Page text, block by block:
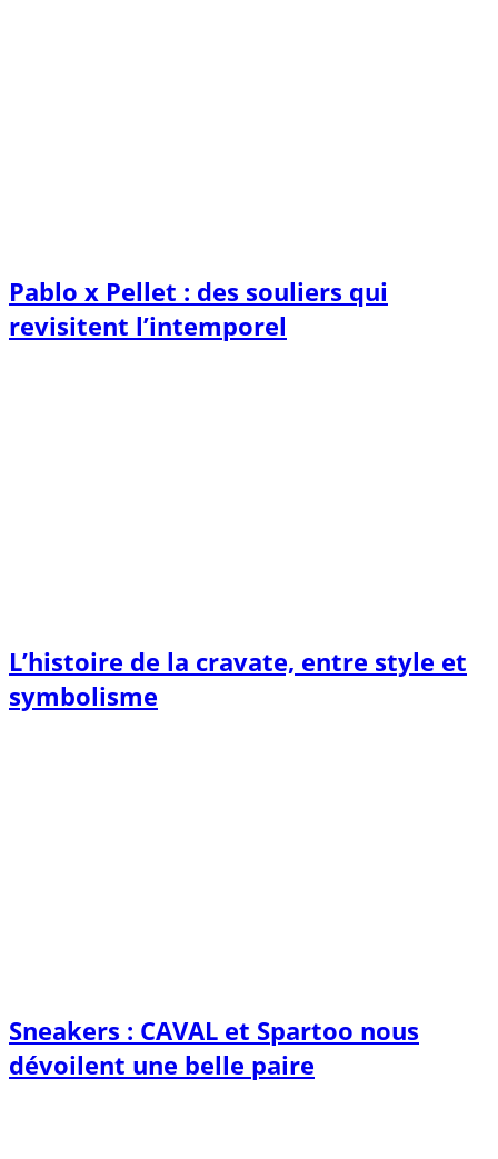
Pablo x Pellet : des souliers qui
revisitent l’intemporel
L’histoire de la cravate, entre style et
symbolisme
Sneakers : CAVAL et Spartoo nous
dévoilent une belle paire